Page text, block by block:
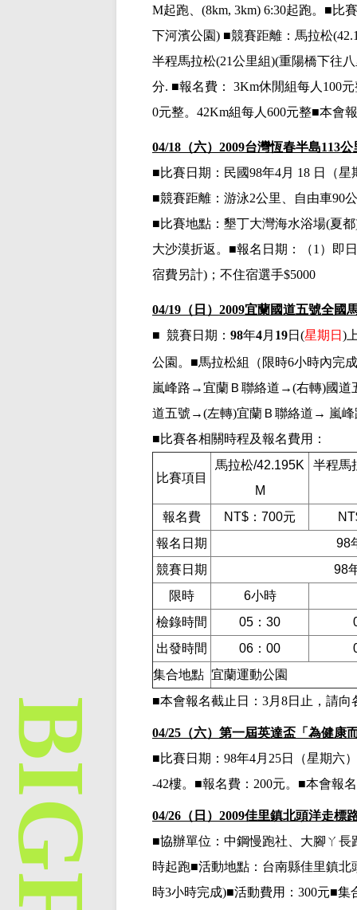
M起跑、(8km, 3km) 6:30起跑。■比
下河濱公園) ■競賽距離：馬拉松
半程馬拉松(21公里組)(重陽橋下往
分. ■報名費： 3Km休閒組每人100
0元整。42Km組每人600元整■本會
04/18 （六） 2009台灣恆春半島113公
■比賽日期：民國98年4月 18 日（星
■競賽距離：游泳2公里、自由車90
■比賽地點：墾丁大灣海水浴場(夏都
大沙漠折返。■報名日期：（1 ）即
宿費另計) ；不住宿選手$5000
04/19 （日） 2009宜蘭國道五號全國
■ 競賽日期： 98年4月 19日 (星期日 )
公園。■馬拉松組（限時6小時內完
嵐峰路→宜蘭Ｂ聯絡道→(右轉)國道
道五號→(左轉)宜蘭Ｂ聯絡道→ 嵐
■比賽各相關時程及報名費用：
比賽項目
馬拉松/42.195K
M
半程馬
報名費 NT$ ： 700元
報名日期
98
競賽日期
98
限時
6小時
檢錄時間
05 ： 30
出發時間
06 ： 00
集合地點 宜蘭運動公園
■本會報名截止日： 3月8日 止，請向
04/25 （六）第一屆英達盃「為健康
■比賽日期： 98年4月25日
（星期六）
-42樓。■報名費：200元。■本會報
04/26 （日） 2009佳里鎮北頭洋走標
■協辦單位：中鋼慢跑社、大腳ㄚ長
時起跑■活動地點：台南縣佳里鎮
時3小時完成)■活動費用：300元■集